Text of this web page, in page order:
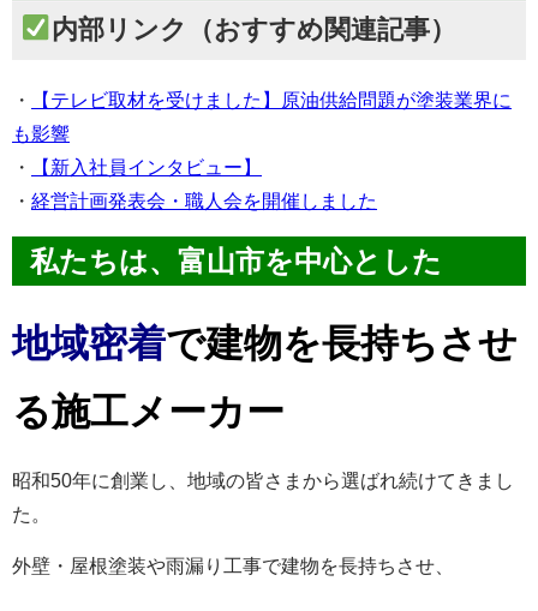
内部リンク（おすすめ関連記事）
・
【テレビ取材を受けました】原油供給問題が塗装業界に
も影響
・
【新入社員インタビュー】
・ 経営計画発表会・職人会を開催しました
私たちは、富山市を中心とした
地域密着で建物を長持ちさせ
る施工メーカー
昭和50年に創業し、地域の皆さまから選ばれ続けてきまし
た。
外壁・屋根塗装や雨漏り工事で建物を長持ちさせ、